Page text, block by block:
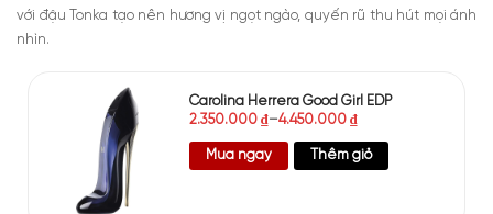
với đậu Tonka tạo nên hương vị ngọt ngào, quyến rũ thu hút mọi ánh
nhìn.
Carolina Herrera Good Girl EDP
2.350.000₫–4.450.000₫
Mua ngay Thêm giỏ